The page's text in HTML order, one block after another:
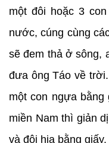
một đôi hoặc 3
nước, cúng cùng
sẽ đem thả ở sông,
đưa ông Táo về
một con ngựa
miền Nam thì giản
và đôi hia bằng giấy.